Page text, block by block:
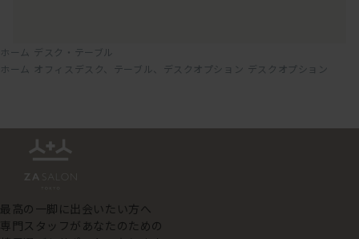
ホーム デスク・テーブル
ホーム
オフィスデスク、テーブル、デスクオプション デスクオプション
最高の一脚に出会いたい方へ
専門スタッフがあなたのための